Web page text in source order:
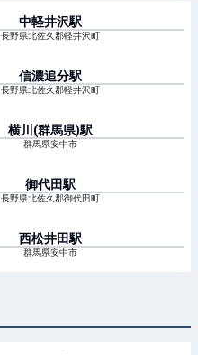
中軽井沢駅
長野県北佐久郡軽井沢町
信濃追分駅
長野県北佐久郡軽井沢町
横川(群馬県)駅
群馬県安中市
御代田駅
長野県北佐久郡御代田町
西松井田駅
群馬県安中市